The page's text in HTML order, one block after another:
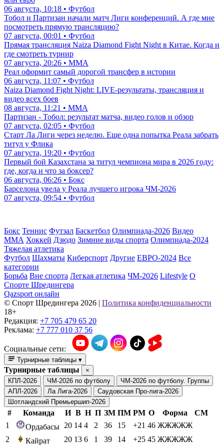
06 августа, 10:18 • Футбол
Тобол и Партизан начали матч Лиги конференций. А где мне
посмотреть прямую трансляцию?
07 августа, 00:01 • Футбол
Прямая трансляция Naiza Diamond Fight Night в Китае. Когда и
где смотреть турнир
07 августа, 20:26 • ММА
Реал оформит самый дорогой трансфер в истории
06 августа, 11:07 • Футбол
Naiza Diamond Fight Night: LIVE-результаты, трансляция и
видео всех боев
08 августа, 11:21 • ММА
Партизан - Тобол: результат матча, видео голов и обзор
07 августа, 02:05 • Футбол
Старт Ла Лиги через неделю. Еще одна попытка Реала забрать
титул у Флика
07 августа, 19:20 • Футбол
Первый бой Казахстана за титул чемпиона мира в 2026 году:
где, когда и что за боксер?
06 августа, 06:26 • Бокс
Барселона увела у Реала лучшего игрока ЧМ-2026
07 августа, 09:54 • Футбол
Бокс Теннис Футзал Баскетбол Олимпиада-2026 Видео
ММА Хоккей Дзюдо Зимние виды спорта Олимпиада-2024
Тяжелая атлетика
Футбол Шахматы Киберспорт Другие ЕВРО-2024 Все
категории
Борьба Вне спорта Легкая атлетика ЧМ-2026 Lifestyle О
Спорте Шредингера
Qazsport онлайн
© Cпорт Шредингера 2026 | Политика конфиденциальности
18+
Редакция: +7 705 479 65 20
Реклама: +7 777 010 37 56
Социальные сети:
Турнирные таблицы ▾
Турнирные таблицы
×
КПЛ-2026
ЧМ-2026 по футболу
ЧМ-2026 по футболу. Группы
АПЛ-2026
Ла Лига-2026
Саудовская Про-лига-2026
Шотландский Премьершип-2026
# Команда И В Н П ЗМ ПМ РМ О Форма
СМ
1
Ордабасы 20 14 4 2 36 15 +21 46 ЖЖЖЖЖ
2
Кайрат 20 13 6 1 39 14 +25 45 ЖЖЖЖЖ